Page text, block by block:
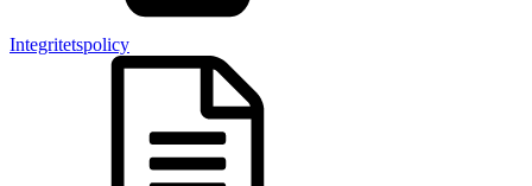
Integritetspolicy